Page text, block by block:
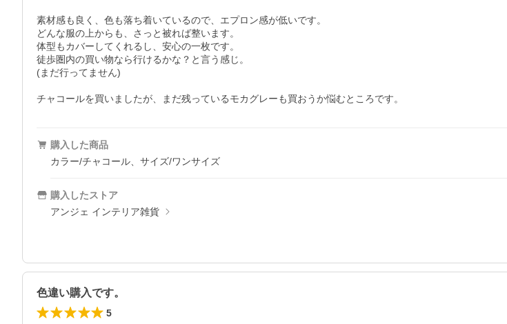
素材感も良く、色も落ち着いているので、エプロン感が低いです。
どんな服の上からも、さっと被れば整います。
体型もカバーしてくれるし、安心の一枚です。
徒歩圏内の買い物なら行けるかな？と言う感じ。
(まだ行ってません)
購入した商品
カラー/チャコール、サイズ/ワンサイズ
購入したストア
アンジェ インテリア雑貨
色違い購入です。
5